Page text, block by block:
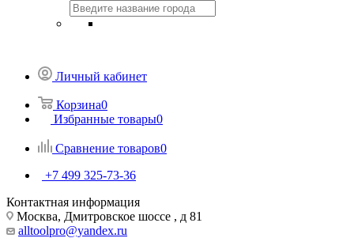
Личный кабинет
Корзина0
Избранные товары0
Сравнение товаров0
+7 499 325-73-36
Контактная информация
Москва, Дмитровское шоссе , д 81
alltoolpro@yandex.ru